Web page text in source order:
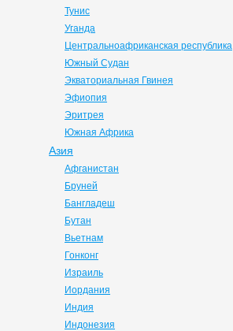
Тунис
Уганда
Центральноафриканская республика
Южный Судан
Экваториальная Гвинея
Эфиопия
Эритрея
Южная Африка
Азия
Афганистан
Бруней
Бангладеш
Бутан
Вьетнам
Гонконг
Израиль
Иордания
Индия
Индонезия